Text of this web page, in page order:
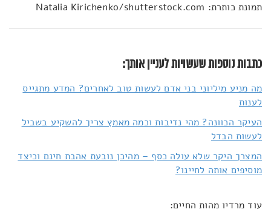
תמונת כותרת: Natalia Kirichenko/shutterstock.com
כתבות נוספות שעשויות לעניין אותך:
מה מניע מיליוני בני אדם לעשות טוב לאחרים? המדע מתגייס
לענות
העיקר הכוונה? מהי נדיבות וכמה מאמץ צריך להשקיע בשביל
לעשות הבדל
המצרך היקר שלא עולה כסף – מהיכן נובעת אהבת חינם וכיצד
מוסיפים אותה לחיינו?
עוד מרדיו מהות החיים: